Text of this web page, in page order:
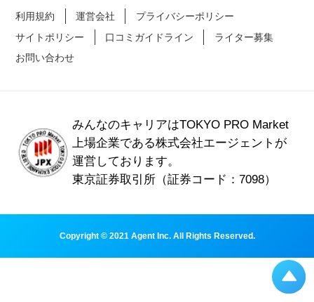
利用規約 運営会社
プライバシーポリシー
サイトポリシー
口コミガイドライン
ライター募集
お問い合わせ
みんなのキャリアはTOKYO PRO Market
上場企業である株式会社エージェントが
運営しております。
東京証券取引所（証券コード：7098）
Copyright © 2021 Agent Inc. All Rights Reserved.